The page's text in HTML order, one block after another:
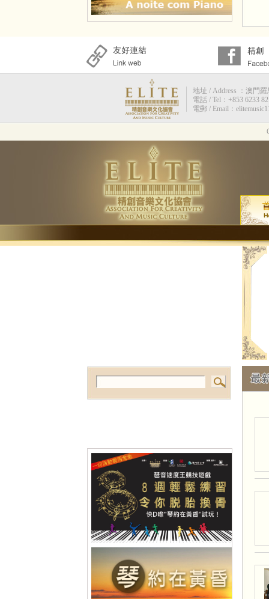
地址 / Address ：澳門
電話 / Tel：+853 6233
電郵 / Email：